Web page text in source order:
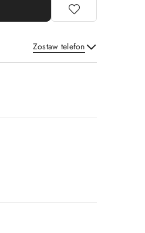
Zostaw telefon
Wyślij